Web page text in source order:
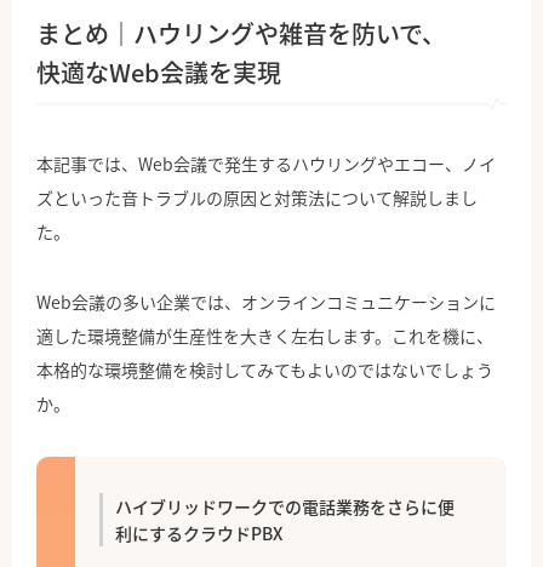
まとめ｜ハウリングや雑音を防いで、
快適なWeb会議を実現
本記事では、Web会議で発生するハウリングやエコー、ノイ
ズといった音トラブルの原因と対策法について解説しまし
た。
Web会議の多い企業では、オンラインコミュニケーションに
適した環境整備が生産性を大きく左右します。これを機に、
本格的な環境整備を検討してみてもよいのではないでしょう
か。
ハイブリッドワークでの電話業務をさらに便
利にするクラウドPBX